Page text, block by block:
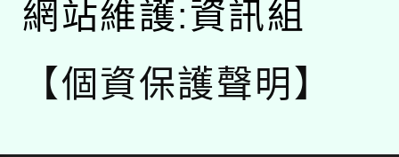
網站維護:資訊組
【個資保護聲明】